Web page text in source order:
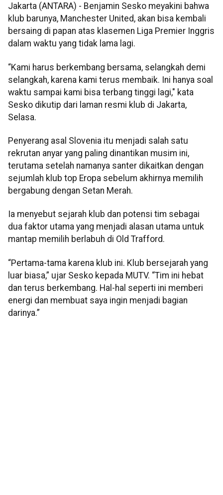
Jakarta (ANTARA) - Benjamin Sesko meyakini bahwa
klub barunya, Manchester United, akan bisa kembali
bersaing di papan atas klasemen Liga Premier Inggris
dalam waktu yang tidak lama lagi.
“Kami harus berkembang bersama, selangkah demi
selangkah, karena kami terus membaik. Ini hanya soal
waktu sampai kami bisa terbang tinggi lagi," kata
Sesko dikutip dari laman resmi klub di Jakarta,
Selasa.
Penyerang asal Slovenia itu menjadi salah satu
rekrutan anyar yang paling dinantikan musim ini,
terutama setelah namanya santer dikaitkan dengan
sejumlah klub top Eropa sebelum akhirnya memilih
bergabung dengan Setan Merah.
Ia menyebut sejarah klub dan potensi tim sebagai
dua faktor utama yang menjadi alasan utama untuk
mantap memilih berlabuh di Old Trafford.
“Pertama-tama karena klub ini. Klub bersejarah yang
luar biasa,” ujar Sesko kepada MUTV. “Tim ini hebat
dan terus berkembang. Hal-hal seperti ini memberi
energi dan membuat saya ingin menjadi bagian
darinya.”